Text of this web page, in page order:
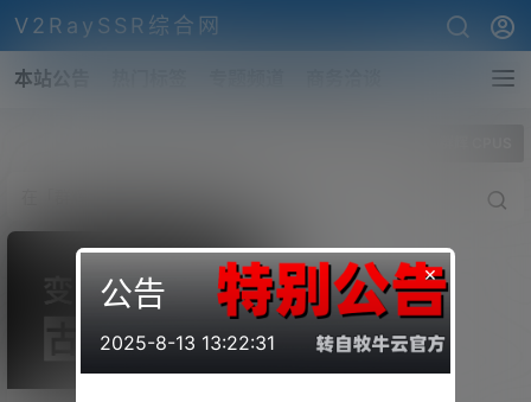
V2RaySSR综合网
本站公告
×
公告
2025-8-13 13:22:31